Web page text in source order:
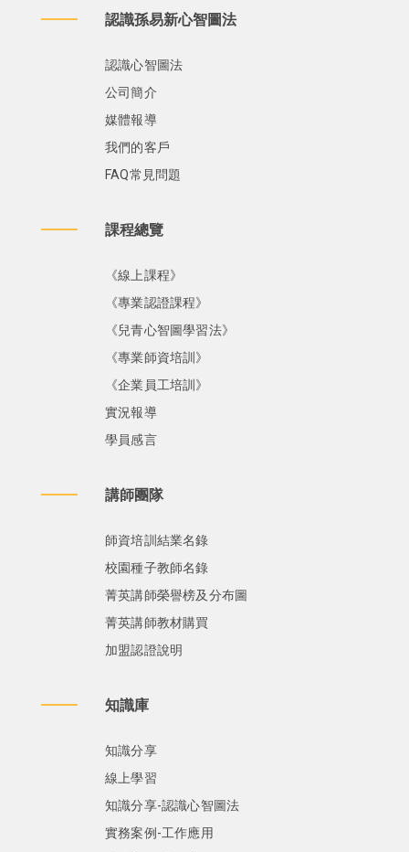
認識孫易新心智圖法
認識心智圖法
公司簡介
媒體報導
我們的客戶
FAQ常見問題
課程總覽
《線上課程》
《專業認證課程》
《兒青心智圖學習法》
《專業師資培訓》
《企業員工培訓》
實況報導
學員感言
講師團隊
師資培訓結業名錄
校園種子教師名錄
菁英講師榮譽榜及分布圖
菁英講師教材購買
加盟認證說明
知識庫
知識分享
線上學習
知識分享-認識心智圖法
實務案例-工作應用